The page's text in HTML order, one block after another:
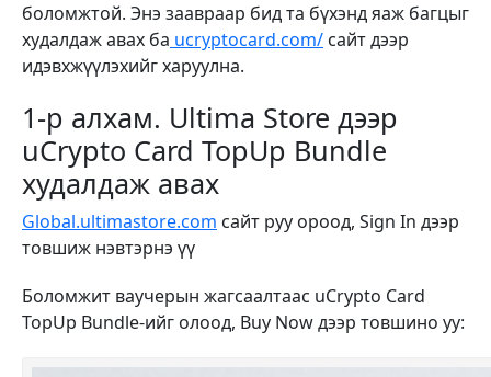
боломжтой. Энэ заавраар бид та бүхэнд яаж багцыг
худалдаж авах ба ucryptocard.com/ сайт дээр
идэвхжүүлэхийг харуулна.
1-р алхам. Ultima Store дээр
uCrypto Card TopUp Bundle
худалдаж авах
Global.ultimastore.com сайт руу ороод, Sign In дээр
товшиж нэвтэрнэ үү
Боломжит ваучерын жагсаалтаас uCrypto Card
TopUp Bundle-ийг олоод, Buy Now дээр товшино уу: